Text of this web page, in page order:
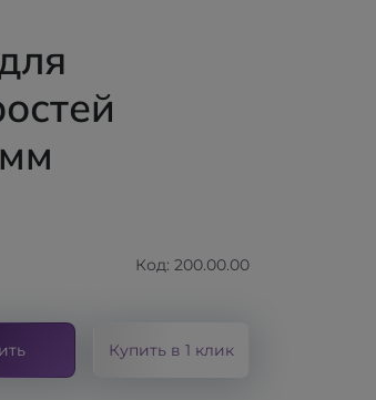
Код: 200.00.00
Купить в 1 клик